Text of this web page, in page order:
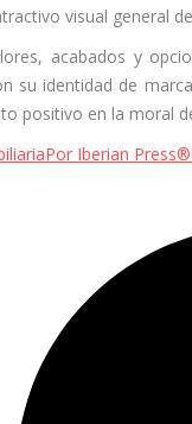
visual general
acabados y
su identidad de
positivo en la moral
Por Iberian Press®